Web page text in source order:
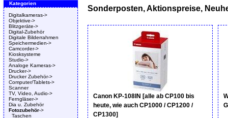
Kategorien
Digitalkameras->
Objektive->
Blitzgeräte->
Digital-Zubehör
Digitale Bilderrahmen
Speichermedien->
Camcorder->
Kiosksysteme
Studio->
Analoge Kameras->
Drucker->
Drucker Zubehör->
Computer/Tablets->
Scanner
TV, Video, Audio->
Ferngläser->
Dia u. Zubehör
Fotozubehör->
Taschen
Sonderposten, Aktionspreise,
Canon KP-108IN [alle ab CP100 bis
heute, wie auch CP1000 / CP1200 /
CP1300]